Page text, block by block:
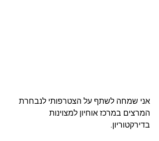
אני שמחה לשתף על הצטרפותי לנבחרת
המרצים במרכז אוחיון למצוינות
בדירקטוריון.